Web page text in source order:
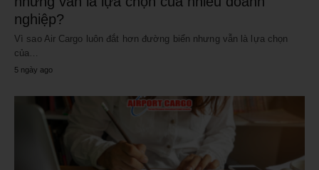
nghiệp?
Vì sao Air Cargo luôn đắt hơn đường biển nhưng vẫn là lựa chọn
của…
5 ngày ago